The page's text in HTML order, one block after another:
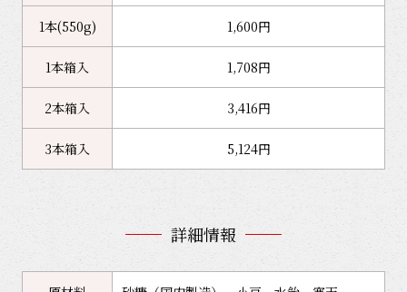
1本(550g) 1,600円
1本箱入 1,708円
2本箱入 3,416円
3本箱入 5,124円
詳細情報